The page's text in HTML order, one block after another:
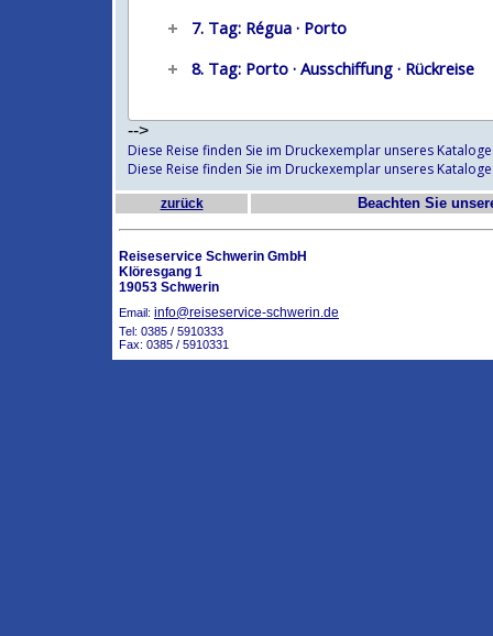
7. Tag: Régua · Porto
8. Tag: Porto · Ausschiffung · Rückreise
-->
Diese Reise finden Sie im Druckexemplar unseres
Diese Reise finden Sie im Druckexemplar unseres
zurück Beachten Sie
Reiseservice Schwerin GmbH
Klöresgang 1
19053 Schwerin
Email: info@reiseservice-schwerin.de
Tel: 0385 / 5910333
Fax: 0385 / 5910331